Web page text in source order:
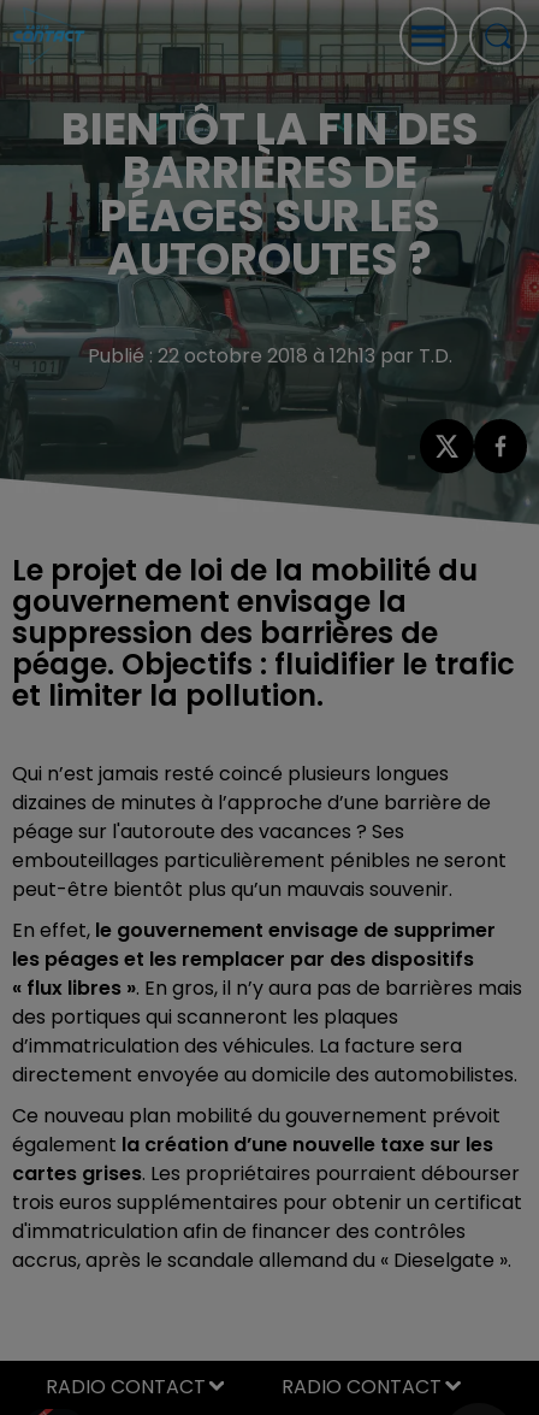
BIENTÔT LA FIN DES
BARRIÈRES DE
PÉAGES SUR LES
AUTOROUTES ?
Publié : 22 octobre 2018 à 12h13 par T.D.
Le projet de loi de la mobilité du
gouvernement envisage la
suppression des barrières de
péage. Objectifs : fluidifier le trafic
et limiter la pollution.
Qui n’est jamais resté coincé plusieurs longues
dizaines de minutes à l’approche d’une barrière de
péage sur l'autoroute des vacances ? Ses
embouteillages particulièrement pénibles ne seront
peut-être bientôt plus qu’un mauvais souvenir.
En effet, le gouvernement envisage de supprimer
les péages et les remplacer par des dispositifs
« flux libres ». En gros, il n’y aura pas de barrières mais
des portiques qui scanneront les plaques
d’immatriculation des véhicules. La facture sera
directement envoyée au domicile des automobilistes.
Ce nouveau plan mobilité du gouvernement prévoit
également la création d’une nouvelle taxe sur les
cartes grises. Les propriétaires pourraient débourser
trois euros supplémentaires pour obtenir un certificat
d'immatriculation afin de financer des contrôles
accrus, après le scandale allemand du « Dieselgate ».
RADIO CONTACT